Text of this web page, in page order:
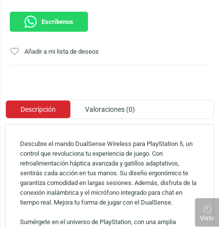
Escríbenos
Añadir a mi lista de deseos
Descripción Valoraciones (0)
Descubre el mando DualSense Wireless para PlayStation 5, un
control que revoluciona tu experiencia de juego. Con
retroalimentación háptica avanzada y gatillos adaptativos,
sentirás cada acción en tus manos. Su diseño ergonómico te
garantiza comodidad en largas sesiones. Además, disfruta de la
conexión inalámbrica y el micrófono integrado para chat en
tiempo real. Mejora tu forma de jugar con el DualSense.
Sumérgete en el universo de PlayStation, con una amplia
Visto